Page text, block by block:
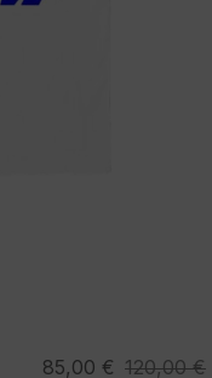
120,00€
El
85,00 €
El